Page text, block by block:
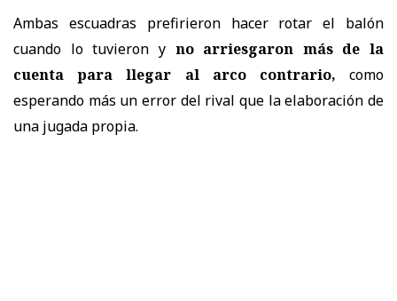
Ambas escuadras prefirieron hacer rotar el balón
cuando lo tuvieron y no arriesgaron más de la
cuenta para llegar al arco contrario, como
esperando más un error del rival que la elaboración de
una jugada propia.